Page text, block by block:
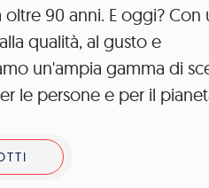
90 anni. E oggi? Con
qualità, al gusto e
un'ampia gamma di
le persone e per il